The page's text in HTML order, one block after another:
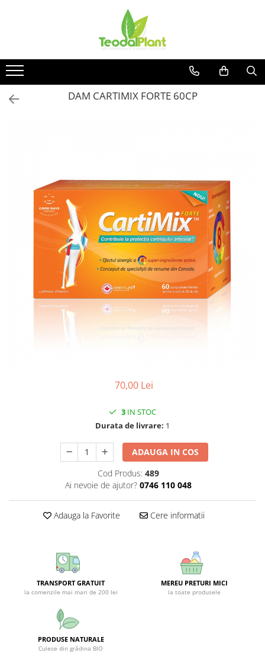
SUPLIMENTE ARTICULATII
ANTIINFLAMATOARE
SUPLIMENTE TONICE
SUPLIMENTE DIVERSE
SUPLIMENTE HORMONALE
SUPLIMENTE CARDIO VASCULARE
SUPLIMENTE
HEPATOPROTECTOARE-BILA
SUPLIMENTE MEMORIE SI
SUPLIMENTE POTENȚĂ
SUPLIMENTE PROSTATĂ
SUPLIMENTE SLĂBIRE
SUPLIMENTE SOMN DEPRESIE
SUPLIMENTE COLESTEROL
SUPLIMENTE RĂCEALĂ- APARAT
RESPIRATOR ANTIVIRAL
SUPLIMENTE ANTIOXIDANȚI-
SUPLIMENTE URO-GENITAL
ANTIPARAZITARE
SUPLIMENTE IMUNITATE
COSMETICE FAȚĂ
FOOD SEMINȚE- OLEAGINOASE
ULEIURI
DAM CARTIMIX FORTE 60CP
70,00 Lei
3 IN STOC
Durata de livrare: 1
ADAUGA IN COS
Cod Produs: 489
Ai nevoie de ajutor? 0746 110 048
Adauga la Favorite Cere informatii
TRANSPORT GRATUIT
la comenzile mai mari de 200 lei
MEREU PRETURI MICI
la toate produsele
PRODUSE NATURALE
Culese din grădina BIO